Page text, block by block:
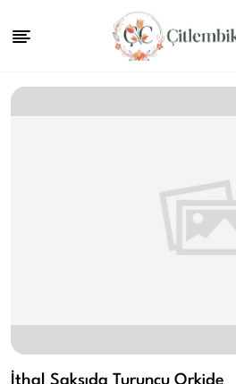
İthal Saksıda Turuncu Orkide